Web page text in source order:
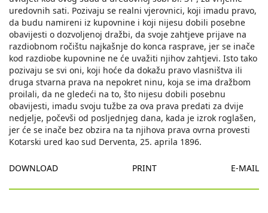
DOWNLOAD PRINT E-MAIL